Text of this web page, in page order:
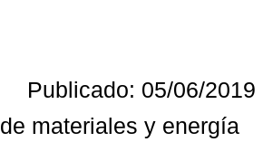
Publicado: 05/06/2019
materiales y energía